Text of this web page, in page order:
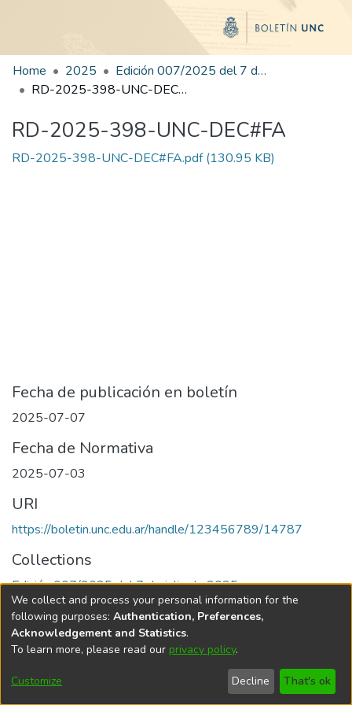
Home 2025
Edición 007/2025 del 7 de julio de 2025
RD-2025-398-UNC-DEC#FA
RD-2025-398-UNC-DEC#FA
RD-2025-398-UNC-DEC#FA.pdf(130.95 KB)
Fecha de publicación en boletín
2025-07-07
Fecha de Normativa
2025-07-03
URI
https://boletin.unc.edu.ar/handle/123456789/14787
Collections
Edición 007/2025 del 7 de julio de 2025
Universidad Nacional de Córdoba
We collect and process your personal information for the
following purposes: Authentication, Preferences,
Acknowledgement and Statistics.
To learn more, please read our privacy policy.
Customize Decline That's ok